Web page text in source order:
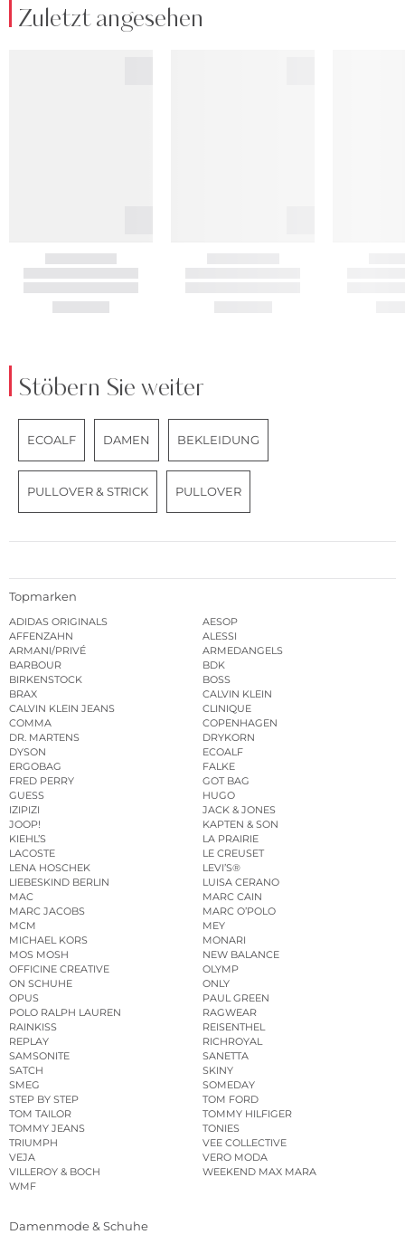
Zuletzt angesehen
Stöbern Sie weiter
ECOALF DAMEN BEKLEIDUNG
PULLOVER & STRICK PULLOVER
Topmarken
ADIDAS ORIGINALS
AESOP
AFFENZAHN
ALESSI
ARMANI/PRIVÉ
ARMEDANGELS
BARBOUR
BDK
BIRKENSTOCK
BOSS
BRAX
CALVIN KLEIN
CALVIN KLEIN JEANS
CLINIQUE
COMMA
COPENHAGEN
DR. MARTENS
DRYKORN
DYSON
ECOALF
ERGOBAG
FALKE
FRED PERRY
GOT BAG
GUESS
HUGO
IZIPIZI
JACK & JONES
JOOP!
KAPTEN & SON
KIEHL’S
LA PRAIRIE
LACOSTE
LE CREUSET
LENA HOSCHEK
LEVI’S®
LIEBESKIND BERLIN
LUISA CERANO
MAC
MARC CAIN
MARC JACOBS
MARC O’POLO
MCM
MEY
MICHAEL KORS
MONARI
MOS MOSH
NEW BALANCE
OFFICINE CREATIVE
OLYMP
ON SCHUHE
ONLY
OPUS
PAUL GREEN
POLO RALPH LAUREN
RAGWEAR
RAINKISS
REISENTHEL
REPLAY
RICHROYAL
SAMSONITE
SANETTA
SATCH
SKINY
SMEG
SOMEDAY
STEP BY STEP
TOM FORD
TOM TAILOR
TOMMY HILFIGER
TOMMY JEANS
TONIES
TRIUMPH
VEE COLLECTIVE
VEJA
VERO MODA
VILLEROY & BOCH
WEEKEND MAX MARA
WMF
Damenmode & Schuhe